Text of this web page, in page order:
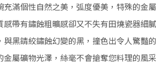
充滿個性自然之美，弧度優美，特殊的金
感帶有鏽蝕粗曠感卻又不失有田燒瓷器細
與黑錆絞鏽蝕幻變的黑，撞色出令人驚豔
屬礦物光澤， 絲毫不會搶奪您料理的風